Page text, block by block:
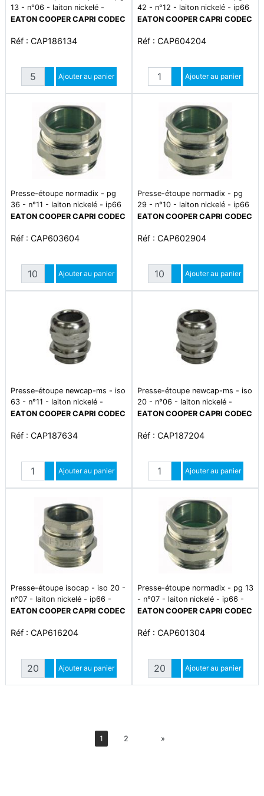
13 - n°06 - laiton nickelé -
ip66/68 - plage de température
EATON COOPER CAPRI CODEC
Réf : CAP186134
Quantité
Augmenter quantité
Diminuer quantité
Ajouter au panier
42 - n°12 - laiton nickelé - ip66
- plage température -5°c à
EATON COOPER CAPRI CODEC
Réf : CAP604204
Quantité
Augmenter quantité
Diminuer quantité
Ajouter au panier
Presse-étoupe normadix - pg
36 - n°11 - laiton nickelé - ip66
- plage température -5°c à
EATON COOPER CAPRI CODEC
Réf : CAP603604
Quantité
Augmenter quantité
Diminuer quantité
Ajouter au panier
Presse-étoupe normadix - pg
29 - n°10 - laiton nickelé - ip66
- plage température -5°c à
EATON COOPER CAPRI CODEC
Réf : CAP602904
Quantité
Augmenter quantité
Diminuer quantité
Ajouter au panier
Presse-étoupe newcap-ms - iso
63 - n°11 - laiton nickelé -
ip66/68 - plage de température
EATON COOPER CAPRI CODEC
Réf : CAP187634
Quantité
Augmenter quantité
Diminuer quantité
Ajouter au panier
Presse-étoupe newcap-ms - iso
20 - n°06 - laiton nickelé -
ip66/68 - plage de température
EATON COOPER CAPRI CODEC
Réf : CAP187204
Quantité
Augmenter quantité
Diminuer quantité
Ajouter au panier
Presse-étoupe isocap - iso 20 -
n°07 - laiton nickelé - ip66 -
plage de température -5°c à
EATON COOPER CAPRI CODEC
Réf : CAP616204
Quantité
Augmenter quantité
Diminuer quantité
Ajouter au panier
Presse-étoupe normadix - pg 13
- n°07 - laiton nickelé - ip66 -
plage température -5°c à +70°c
EATON COOPER CAPRI CODEC
Réf : CAP601304
Quantité
Augmenter quantité
Diminuer quantité
Ajouter au panier
1 2 »Suiv